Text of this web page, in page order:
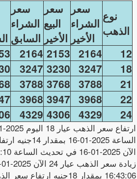
نوع
الذهب
سعر
الشراء
الأخير
سعر
البيع
الأخير
سعر
الشراء
السابق
12
2164
2153
2164
18
3247
3230
3247
21
3788
3768
3788
22
3968
3947
3968
24
4329
4306
4329